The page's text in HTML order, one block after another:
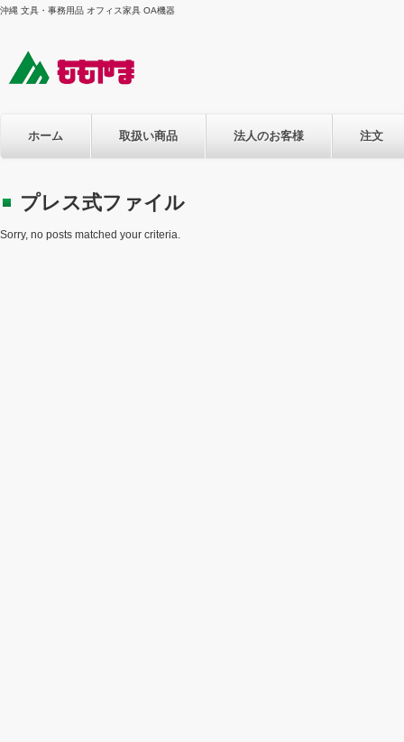
沖縄 文具・事務用品 オフィス家具 OA機器
ホーム 取扱い商品 法人のお客様 注文
プレス式ファイル
Sorry, no posts matched your criteria.